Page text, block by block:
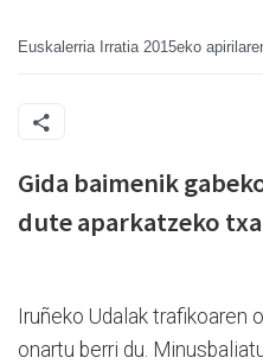
Euskalerria Irratia 2015eko
Gida baimenik
dute aparkatzeko
Iruñeko Udalak trafikoaren
onartu berri du.